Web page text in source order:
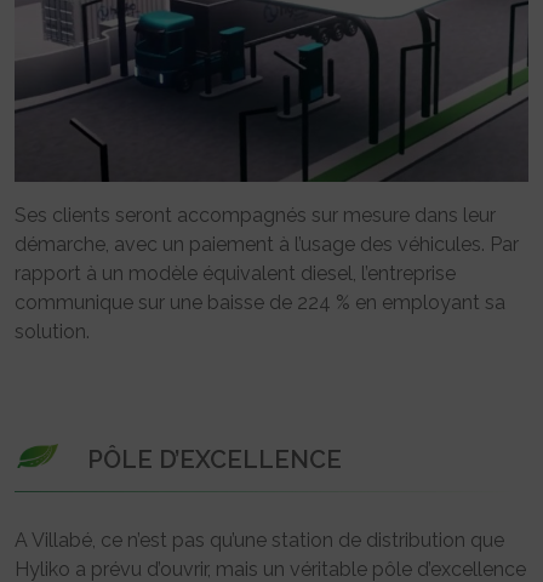
Ses clients seront accompagnés sur mesure dans leur
démarche, avec un paiement à l’usage des véhicules. Par
rapport à un modèle équivalent diesel, l’entreprise
communique sur une baisse de 224 % en employant sa
solution.
PÔLE D’EXCELLENCE
A Villabé, ce n’est pas qu’une station de distribution que
Hyliko a prévu d’ouvrir, mais un véritable pôle d’excellence